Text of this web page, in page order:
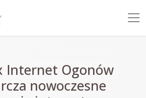
Internet Ogonów
nowoczesne